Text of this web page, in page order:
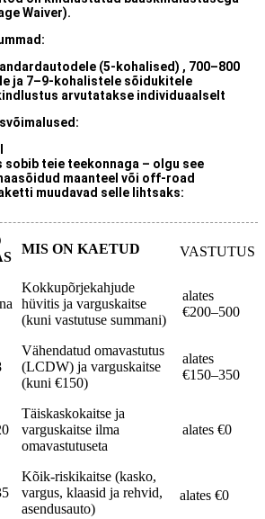
Waiver).
(5-kohalised) , 700–800
ja 7–9-kohalistele sõidukitele
arvutatakse individuaalselt
teie teekonnaga – olgu see
maanteel või off-road
muudavad selle lihtsaks:
MIS ON KAETUD VASTUTUS
Kokkupõrjekahjude
hüvitis ja varguskaitse
(kuni vastutuse summani)
alates
€200–500
Vähendatud omavastutus
(LCDW) ja varguskaitse
(kuni €150)
alates
€150–350
Täiskaskokaitse ja
varguskaitse ilma
omavastutuseta
alates €0
Kõik-riskikaitse (kasko,
vargus, klaasid ja rehvid,
asendusauto)
alates €0